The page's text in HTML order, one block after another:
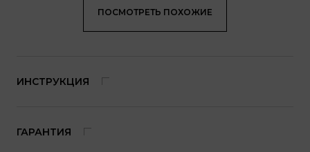
ПОСМОТРЕТЬ ПОХОЖИЕ
ИНСТРУКЦИЯ
ГАРАНТИЯ